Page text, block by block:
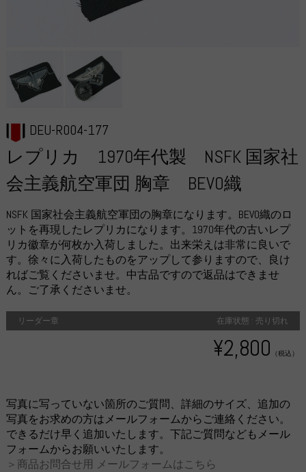
DEU-R004-177
レプリカ 1970年代製 NSFK 国家社
会主義航空軍団 胸章 BEVO織
NSFK 国家社会主義航空軍団の胸章になります。BEVO織のロ
ットを再現したレプリカになります。1970年代の古いレプ
リカ徽章が何枚か入荷しました。出来栄えは非常に良いで
す。徐々に入荷したものをアップして参りますので、良け
ればご覧くださいませ。中古品ですので返品はできませ
ん。ご了承くださいませ。
リーダー章 在庫状態 : 売り切れ
¥2,800 （税込）
写真に写っていない箇所のご質問、詳細のサイズ、追加の
写真をお求めの方はメールフォームからご連絡ください。
できるだけ早く追加いたします。下記ご質問などもメール
フォームからお願いいたします。
＞商品お問合せ用 メールフォームはこちら